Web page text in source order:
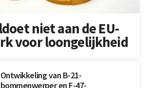
niet aan de EU-
voor loongelijkheid
Ontwikkeling van B-21-
bommenwerper en F-47-